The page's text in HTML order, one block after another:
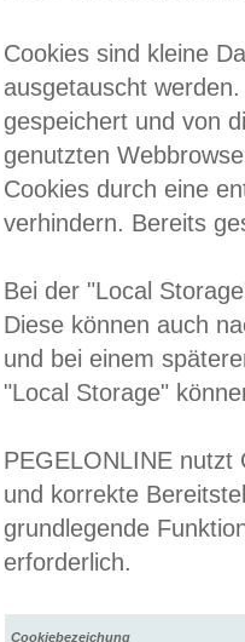
Cookies sind kleine
ausgetauscht
gespeichert und von
genutzten
Cookies durch eine
verhindern. Bereits
Bei der "Local
Diese können auch
und bei einem
"Local Storage"
PEGELONLINE nutzt
und korrekte
grundlegende
erforderlich.
Cookiebezeichung